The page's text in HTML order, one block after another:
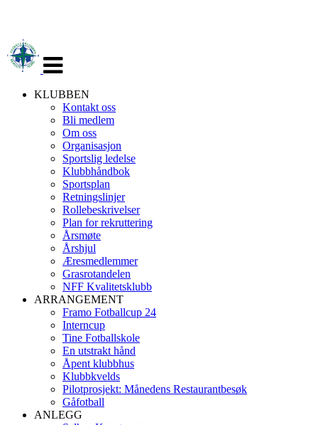
navigasjon
KLUBBEN
Kontakt oss
Bli medlem
Om oss
Organisasjon
Sportslig ledelse
Klubbhåndbok
Sportsplan
Retningslinjer
Rollebeskrivelser
Plan for rekruttering
Årsmøte
Årshjul
Æresmedlemmer
Grasrotandelen
NFF Kvalitetsklubb
ARRANGEMENT
Framo Fotballcup 24
Interncup
Tine Fotballskole
En utstrakt hånd
Åpent klubbhus
Klubbkvelds
Pilotprosjekt: Månedens Restaurantbesøk
Gåfotball
ANLEGG